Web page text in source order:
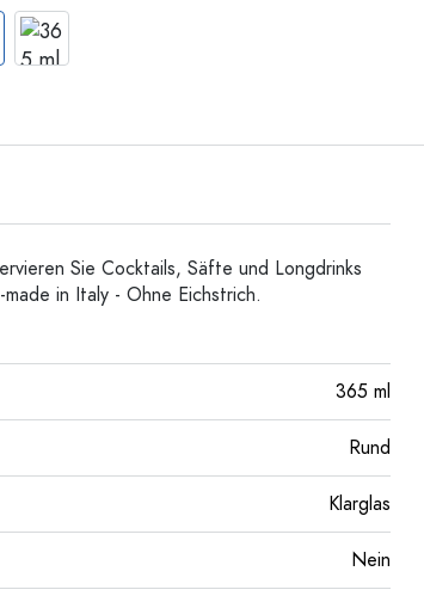
Aluminiumflaschen
Sie Cocktails, Säfte und Longdrinks
in Italy - Ohne Eichstrich.
365 ml
Rund
Klarglas
Nein